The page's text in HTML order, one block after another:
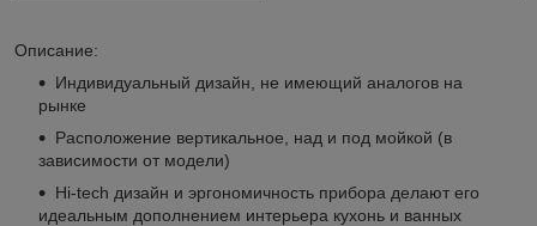
Описание:
Индивидуальный дизайн, не имеющий аналогов на
рынке
Расположение вертикальное, над и под мойкой (в
зависимости от модели)
Hi-tech дизайн и эргономичность прибора делают его
идеальным дополнением интерьера кухонь и ванных